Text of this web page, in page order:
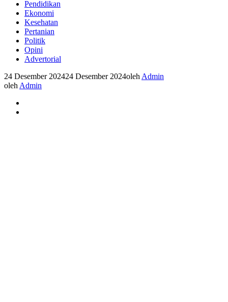
Pendidikan
Ekonomi
Kesehatan
Pertanian
Politik
Opini
Advertorial
24 Desember 202424 Desember 2024oleh Admin
oleh Admin